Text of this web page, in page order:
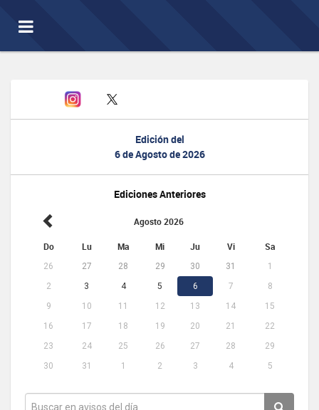
Toggle
navigation
Edición del
6 de Agosto de 2026
Ediciones Anteriores
Agosto 2026
Do Lu Ma Mi Ju Vi Sa
26 27 28 29 30 31
1
2
3 4 5 6 7
8
9
10 11 12 13 14
15
16
17 18 19 20 21
22
23
24 25 26 27 28
29
30
31 1 2 3 4 5